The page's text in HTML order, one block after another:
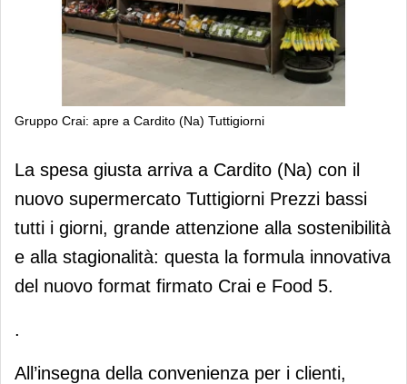
Gruppo Crai: apre a Cardito (Na) Tuttigiorni
Gruppo Crai: apre a Cardito (Na)
Tuttigiorni
La spesa giusta arriva a Cardito (Na) con il
nuovo supermercato Tuttigiorni Prezzi bassi
tutti i giorni, grande attenzione alla sostenibilità
e alla stagionalità: questa la formula innovativa
del nuovo format firmato Crai e Food 5.
.
All’insegna della convenienza per i clienti,